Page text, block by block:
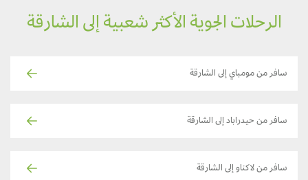
الرحلات الجوية الأكثر شعبية إلى الشارقة
سافر من مومباي إلى الشارقة
سافر من حيدراباد إلى الشارقة
سافر من لاكناو إلى الشارقة